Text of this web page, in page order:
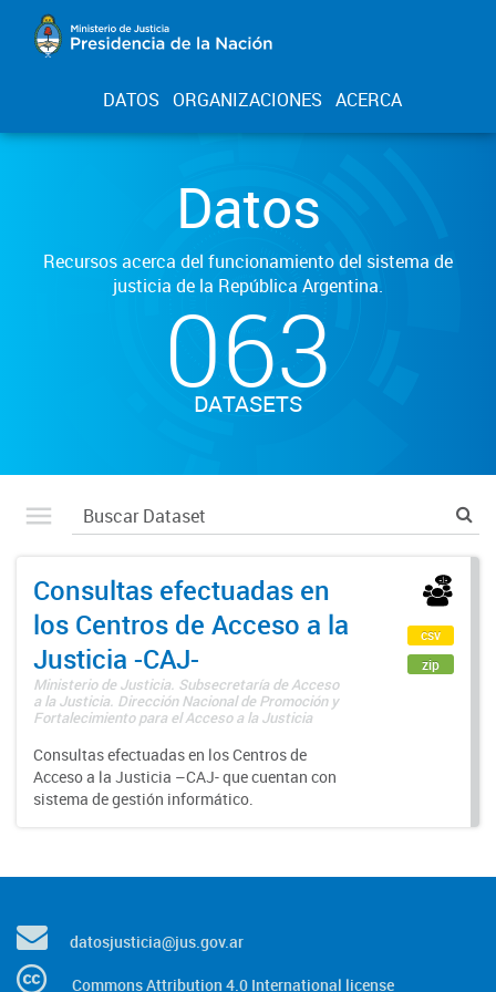
DATOS ORGANIZACIONES ACERCA
Datos
Recursos acerca del funcionamiento del sistema de
justicia de la República Argentina.
063
DATASETS
Consultas efectuadas en
los Centros de Acceso a la
Justicia -CAJ-
Ministerio de Justicia. Subsecretaría de Acceso
a la Justicia. Dirección Nacional de Promoción y
Fortalecimiento para el Acceso a la Justicia
Consultas efectuadas en los Centros de
Acceso a la Justicia –CAJ- que cuentan con
sistema de gestión informático.
csv
zip
datosjusticia@jus.gov.ar
Commons Attribution 4.0 International license